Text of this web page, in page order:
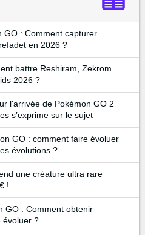
GO : Comment capturer
en 2026 ?
battre Reshiram, Zekrom
2026 ?
l'arrivée de Pokémon GO 2
s’exprime sur le sujet
GO : comment faire évoluer
évolutions ?
une créature ultra rare
!
GO : Comment obtenir
évoluer ?